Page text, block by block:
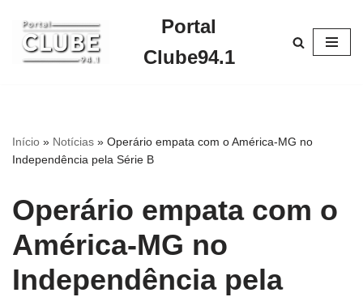
Pular
para
Portal
Clube94.1
Início » Notícias » Operário empata com o América-MG no
Independência pela Série B
Operário empata com o
América-MG no
Independência pela